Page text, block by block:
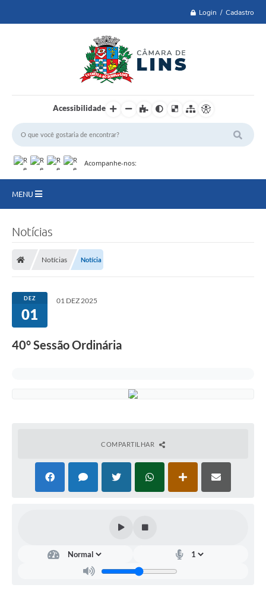
Login / Cadastro
Acessibilidade
Acompanhe-nos:
MENU
LEGISLAÇÃO
EDITAIS/LICITAÇÕES
Relatório de Viagens
Notícias
Notícias Notícia
DEZ
01
01 DEZ 2025
40° Sessão Ordinária
COMPARTILHAR